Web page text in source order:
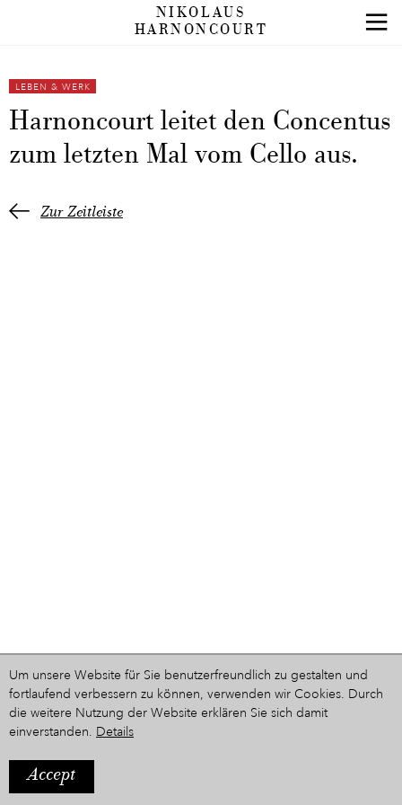
NIKOLAUS
HARNONCOURT
LEBEN & WERK
Harnoncourt leitet den Concentus
zum letzten Mal vom Cello aus.
Zur Zeitleiste
Ein Projekt aus dem Hause
Um unsere Website für Sie benutzerfreundlich zu gestalten und
fortlaufend verbessern zu können, verwenden wir Cookies. Durch
die weitere Nutzung der Website erklären Sie sich damit
einverstanden. Details
Accept